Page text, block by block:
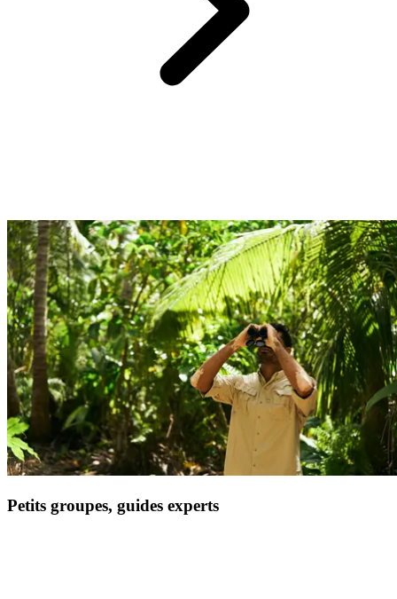
Profitez d'une sélection d'adresses raffinées et traditionnelles pour un
circuit complètement immergé.
Petits groupes, guides experts